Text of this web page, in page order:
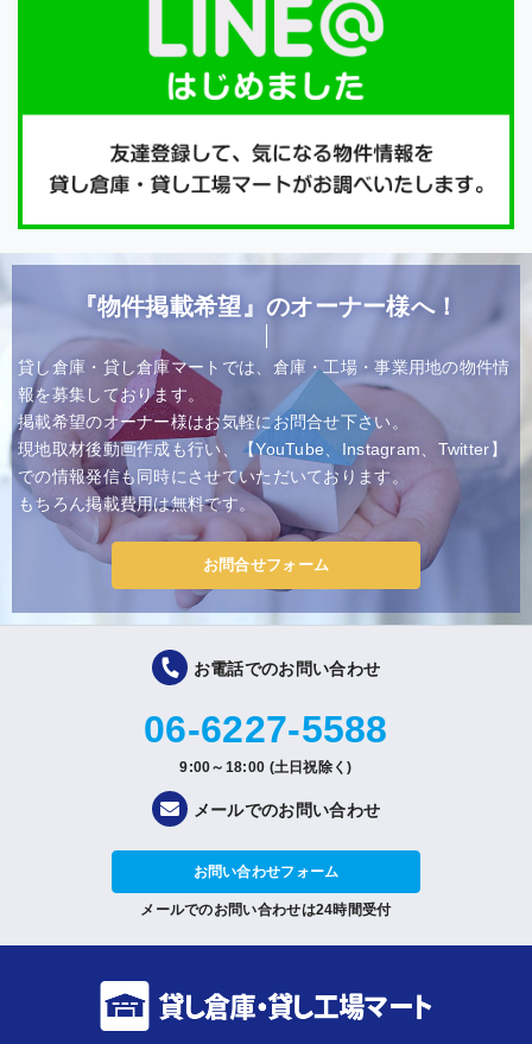
『物件掲載希望』のオーナー様へ！
貸し倉庫・貸し倉庫マートでは、倉庫・工場・事業用地の物件情
報を募集しております。
掲載希望のオーナー様はお気軽にお問合せ下さい。
現地取材後動画作成も行い、【YouTube、Instagram、Twitter】
での情報発信も同時にさせていただいております。
もちろん掲載費用は無料です。
お問合せフォーム
お電話でのお問い合わせ
06-6227-5588
9:00～18:00 (土日祝除く)
メールでのお問い合わせ
お問い合わせフォーム
メールでのお問い合わせは24時間受付